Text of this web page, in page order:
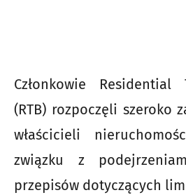
Członkowie Residential
(RTB) rozpoczęli szeroko
właścicieli
związku z
przepisów dotyczących